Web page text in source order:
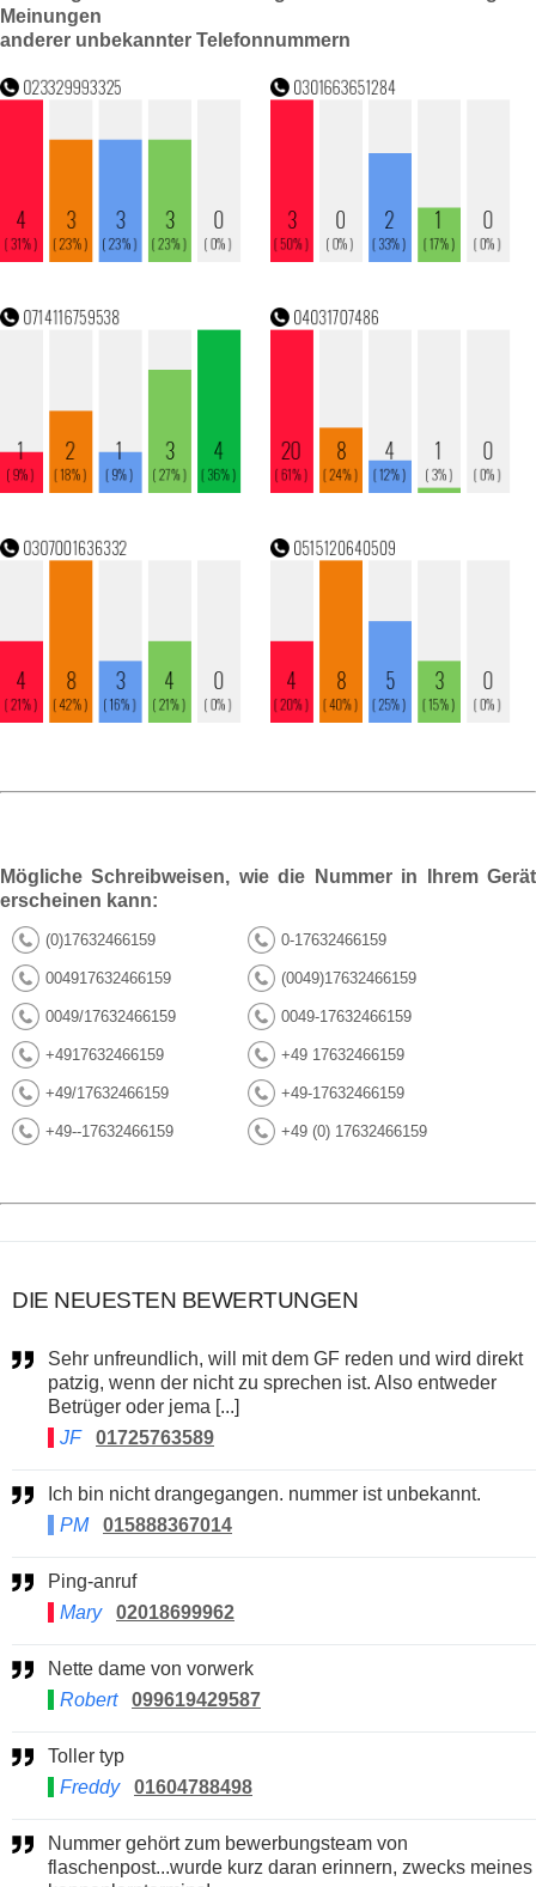
Meinungen
anderer unbekannter Telefonnummern
Mögliche Schreibweisen, wie die Nummer in Ihrem Gerät
erscheinen kann:
(0)17632466159 0-17632466159
004917632466159 (0049)17632466159
0049/17632466159 0049-17632466159
+4917632466159 +49 17632466159
+49/17632466159 +49-17632466159
+49--17632466159 +49 (0) 17632466159
DIE NEUESTEN BEWERTUNGEN
Sehr unfreundlich, will mit dem GF reden und wird direkt
patzig, wenn der nicht zu sprechen ist. Also entweder
Betrüger oder jema [...]
JF
01725763589
Ich bin nicht drangegangen. nummer ist unbekannt.
PM
015888367014
Ping-anruf
Mary
02018699962
Nette dame von vorwerk
Robert
099619429587
Toller typ
Freddy
01604788498
Nummer gehört zum bewerbungsteam von
flaschenpost...wurde kurz daran erinnern, zwecks meines